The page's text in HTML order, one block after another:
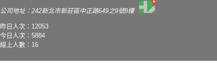
公司地址：242新北市新莊區中正路649之9號8樓
昨日人次：12053
今日人次：5884
線上人數：16